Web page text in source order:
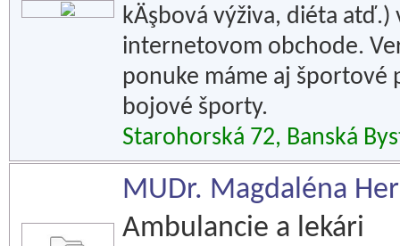
kÄşbová výživa, diéta
internetovom obchode.
ponuke máme aj
bojové športy.
Starohorská 72, Banská
MUDr. Magdaléna
Ambulancie a lekári